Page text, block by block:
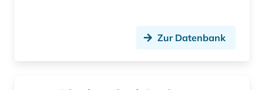
Zur Datenbank